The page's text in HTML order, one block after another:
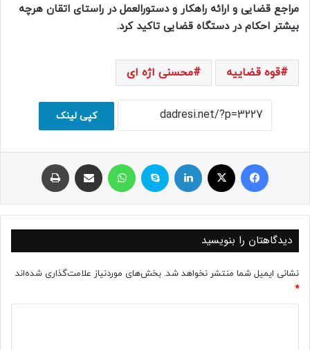
مراجع قضایی و ارائه راهکار و دستورالعمل در راستای اتقان هرچه
بیشتر احکام در دستگاه قضایی تاکید کرد.
قوه قضاییه محسنی اژه ای
کپی لینک
فیسبوک ایکس لینکداین اسکایپ واتس آپ اشتراک با ایمیل
دیدگاهتان را بنویسید
نشانی ایمیل شما منتشر نخواهد شد. بخش‌های موردنیاز علامت‌گذاری شده‌اند
*